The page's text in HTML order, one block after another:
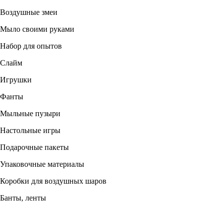
Воздушные змеи
Мыло своими руками
Набор для опытов
Слайм
Игрушки
Фанты
Мыльные пузыри
Настольные игры
Подарочные пакеты
Упаковочные материалы
Коробки для воздушных шаров
Банты, ленты